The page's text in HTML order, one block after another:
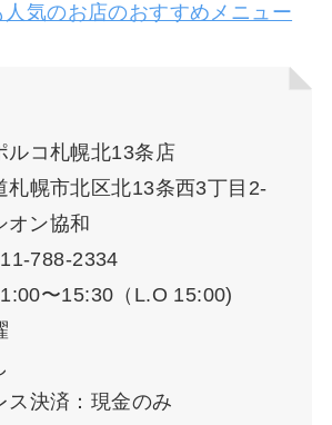
人気のお店のおすすめメニュー
ルコ札幌北13条店
札幌市北区北13条西3丁目2-
オン協和
788-2334
〜15:30（L.O 15:00)
ス決済：現金のみ